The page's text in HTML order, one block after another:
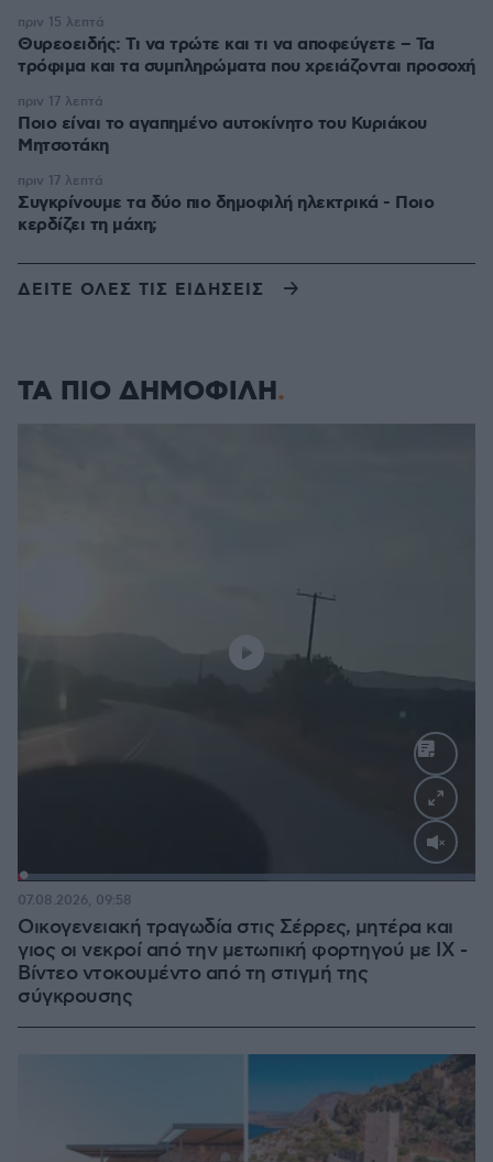
Θυρεοειδής: Τι να τρώτε και τι να αποφεύγετε – Τα
τρόφιμα και τα συμπληρώματα που χρειάζονται προσοχή
πριν 15 λεπτά
Ποιο είναι το αγαπημένο αυτοκίνητο του Κυριάκου
Μητσοτάκη
πριν 17 λεπτά
Συγκρίνουμε τα δύο πιο δημοφιλή ηλεκτρικά - Ποιο
κερδίζει τη μάχη;
πριν 17 λεπτά
ΔΕΙΤΕ ΟΛΕΣ ΤΙΣ ΕΙΔΗΣΕΙΣ
ΤΑ ΠΙΟ ΔΗΜΟΦΙΛΗ
Loaded:
Οικογενειακή τραγωδία στις Σέρρες, μητέρα και
γιος οι νεκροί από την μετωπική φορτηγού με ΙΧ -
Βίντεο ντοκουμέντο από τη στιγμή της
σύγκρουσης
07.08.2026, 09:58